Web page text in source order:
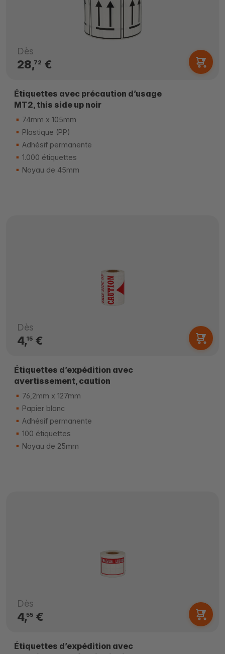
Dès
28,72 €
Étiquettes avec précaution d’usage
MT2, this side up noir
74mm x 105mm
Plastique (PP)
Adhésif permanente
1.000 étiquettes
Noyau de 45mm
Dès
4,15€
Étiquettes d’expédition avec
avertissement, caution
76,2mm x 127mm
Papier blanc
Adhésif permanente
100 étiquettes
Noyau de 25mm
Dès
4,55€
Étiquettes d’expédition avec